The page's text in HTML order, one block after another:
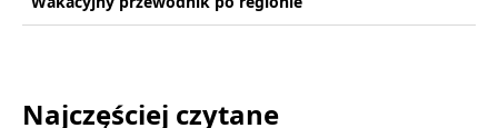
Najczęściej czytane